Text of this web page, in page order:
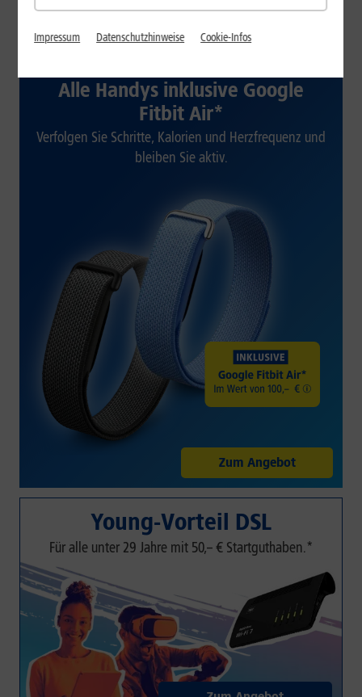
Verfügbarkeit prüfen
Alle Handys inklusive Google
Fitbit Air*
Verfolgen Sie Schritte, Kalorien und Herzfrequenz und
bleiben Sie aktiv.
Zum Angebot
Young-Vorteil DSL
Für alle unter 29 Jahre mit 50,– € Startguthaben.*
Impressum Datenschutzhinweise Cookie-Infos